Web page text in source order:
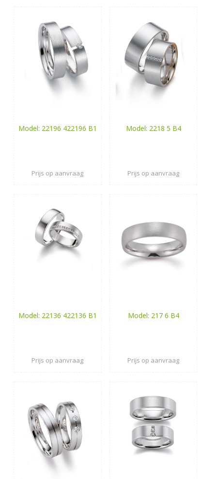
Model: 22196 422196 B1
Prijs op aanvraag
Model: 2218 5 B4
Prijs op aanvraag
Model: 22136 422136 B1
Prijs op aanvraag
Model: 217 6 B4
Prijs op aanvraag